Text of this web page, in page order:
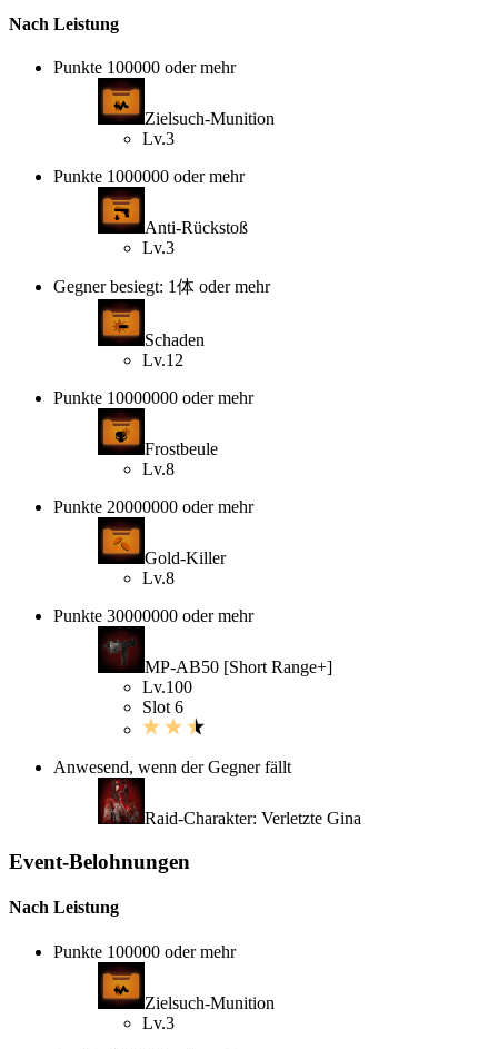
Nach Leistung
Punkte 100000 oder mehr
Zielsuch-Munition
Lv.3
Punkte 1000000 oder mehr
Anti-Rückstoß
Lv.3
Gegner besiegt: 1体 oder mehr
Schaden
Lv.12
Punkte 10000000 oder mehr
Frostbeule
Lv.8
Punkte 20000000 oder mehr
Gold-Killer
Lv.8
Punkte 30000000 oder mehr
MP-AB50 [Short Range+]
Lv.100
Slot 6
Anwesend, wenn der Gegner fällt
Raid-Charakter: Verletzte Gina
Event-Belohnungen
Nach Leistung
Punkte 100000 oder mehr
Zielsuch-Munition
Lv.3